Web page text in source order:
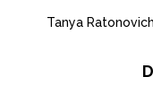
Tanya